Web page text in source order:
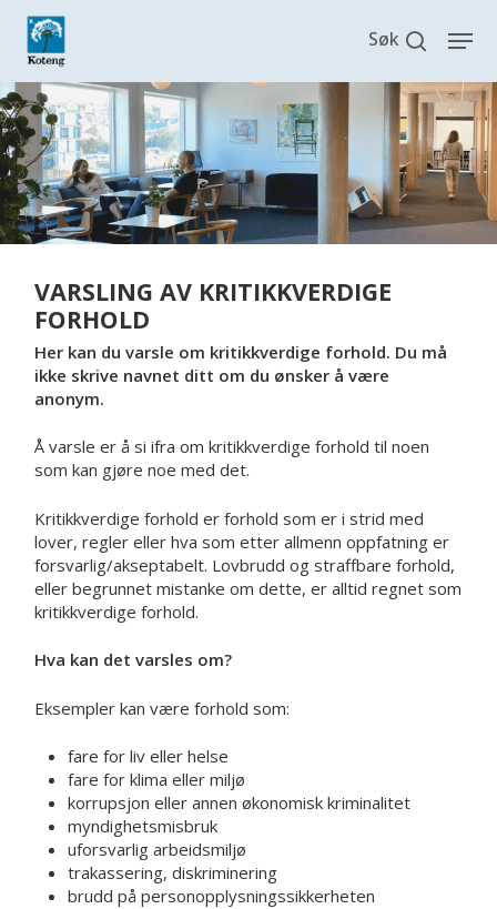
Skip
main
content
VARSLING AV KRITIKKVERDIGE
FORHOLD
Her kan du varsle om kritikkverdige forhold. Du må
ikke skrive navnet ditt om du ønsker å være
anonym.
Å varsle er å si ifra om kritikkverdige forhold til noen
som kan gjøre noe med det.
Kritikkverdige forhold er forhold som er i strid med
lover, regler eller hva som etter allmenn oppfatning er
forsvarlig/akseptabelt. Lovbrudd og straffbare forhold,
eller begrunnet mistanke om dette, er alltid regnet som
kritikkverdige forhold.
Hva kan det varsles om?
Eksempler kan være forhold som:
fare for liv eller helse
fare for klima eller miljø
korrupsjon eller annen økonomisk kriminalitet
myndighetsmisbruk
uforsvarlig arbeidsmiljø
trakassering, diskriminering
brudd på personopplysningssikkerheten